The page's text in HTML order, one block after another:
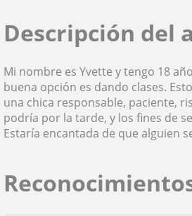
Descripción del
Mi nombre es Yvette y tengo 18
buena opción es dando clases.
una chica responsable, paciente,
podría por la tarde, y los fines de
Estaría encantada de que alguien